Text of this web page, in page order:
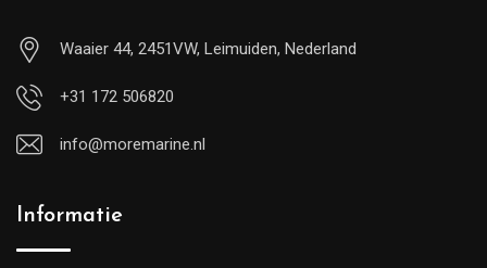
Waaier 44, 2451VW, Leimuiden, Nederland
+31 172 506820
info@moremarine.nl
Informatie